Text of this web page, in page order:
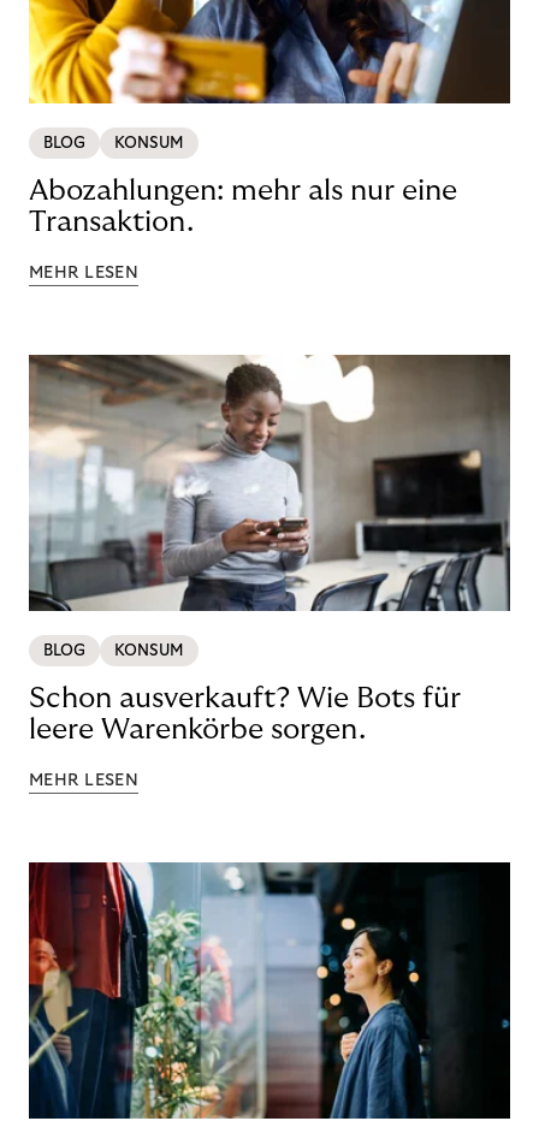
BLOG KONSUM
Abozahlungen: mehr als nur eine
Transaktion.
MEHR LESEN
BLOG KONSUM
Schon ausverkauft? Wie Bots für
leere Warenkörbe sorgen.
MEHR LESEN